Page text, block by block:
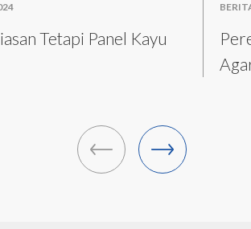
Tetapi Panel Kayu